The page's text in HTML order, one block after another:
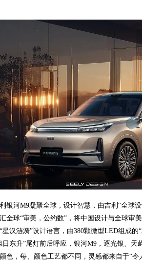
河M9凝聚全球，设计智慧，由吉利“全球设
全球“审美，公约数”，将中国设计与全球审
汉涟漪”设计语言，由380颗微型LED组成的
东升”尾灯前后呼应，银河M9，逐光银、天
色，每、颜色工艺都不同，灵感都来自于“令